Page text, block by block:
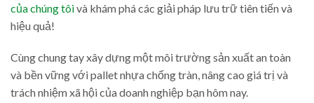
của chúng tôivà khám phá các giải pháp lưu trữ tiên tiến và
hiệu quả!
Cùng chung tay xây dựng một môi trường sản xuất an toàn
và bền vững với pallet nhựa chống tràn, nâng cao giá trị và
trách nhiệm xã hội của doanh nghiệp bạn hôm nay.